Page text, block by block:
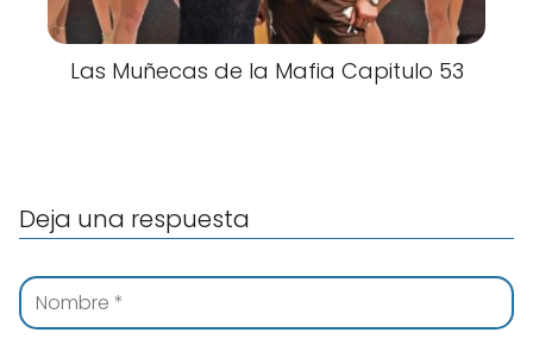
Las Muñecas de la Mafia Capitulo 53
Deja una respuesta